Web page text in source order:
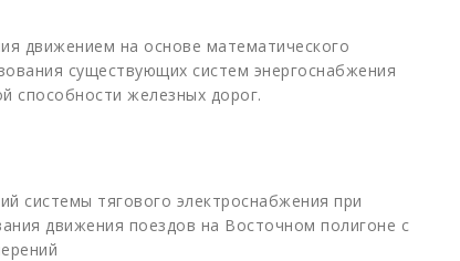
движением на основе математического
существующих систем энергоснабжения
способности железных дорог.
системы тягового электроснабжения при
движения поездов на Восточном полигоне с